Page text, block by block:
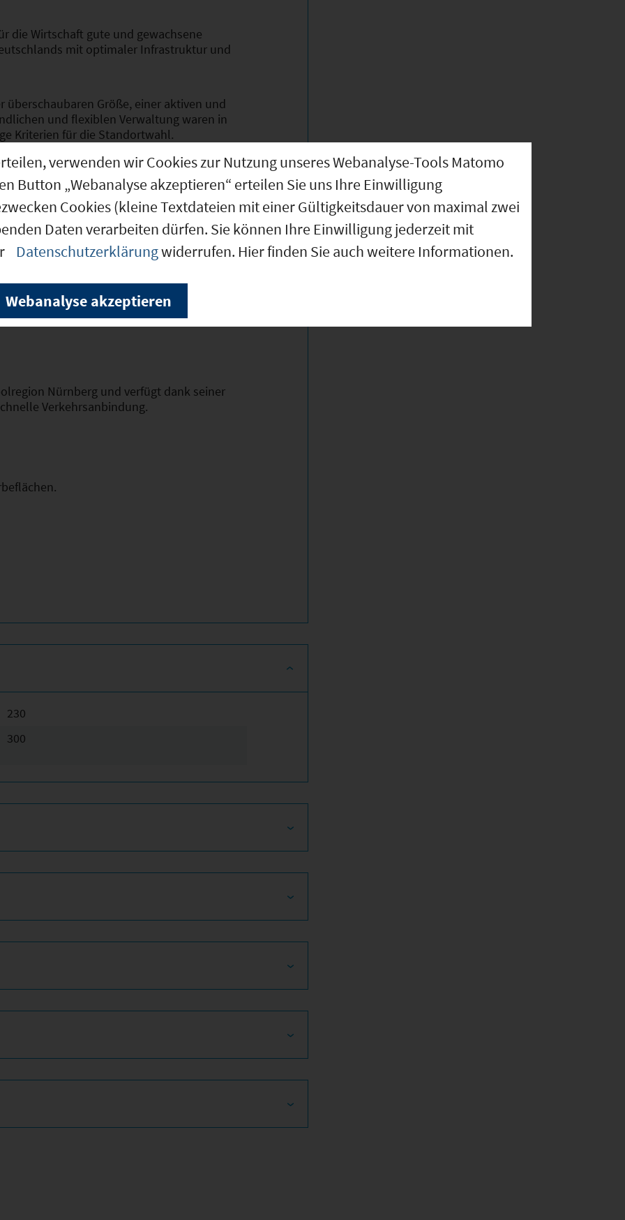
die Wirtschaft gute und gewachsene
mit optimaler Infrastruktur und
überschaubaren Größe, einer aktiven und
und flexiblen Verwaltung waren in
Kriterien für die Standortwahl.
optimale infrastrukturelle
und die Lebensqualität auf hohem
hat das Ziel, die
zu sichern und zu fördern.
von 775 ha und gehört
Nürnberg und verfügt dank seiner
Verkehrsanbindung.
230
300
verwenden wir Cookies zur Nutzung unseres Webanalyse-Tools Matomo
Button „Webanalyse akzeptieren“ erteilen Sie uns Ihre Einwilligung
Cookies (kleine Textdateien mit einer Gültigkeitsdauer von maximal zwei
Daten verarbeiten dürfen. Sie können Ihre Einwilligung jederzeit mit
Datenschutzerklärungwiderrufen. Hier finden Sie auch weitere Informationen.
Webanalyse akzeptieren